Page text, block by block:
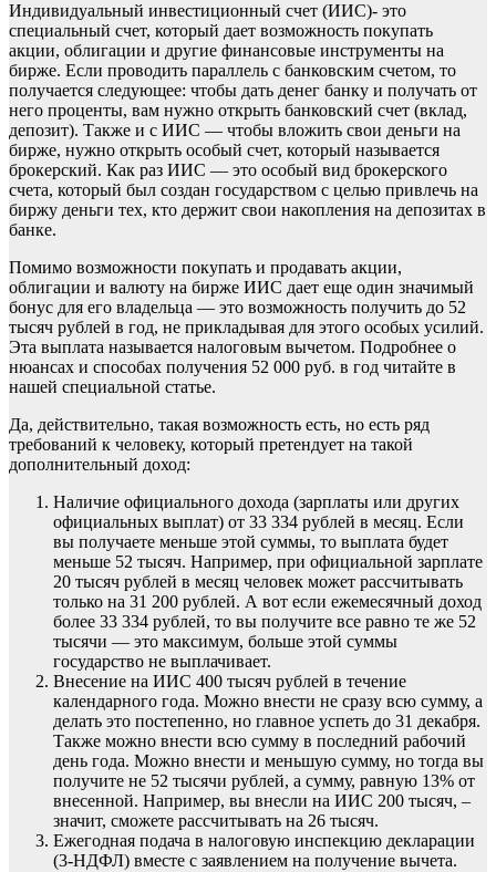
Индивидуальный инвестиционный счет (ИИС)- это
специальный счет, который дает возможность покупать
акции, облигации и другие финансовые инструменты на
бирже. Если проводить параллель с банковским счетом, то
получается следующее: чтобы дать денег банку и получать от
него проценты, вам нужно открыть банковский счет (вклад,
депозит). Также и с ИИС — чтобы вложить свои деньги на
бирже, нужно открыть особый счет, который называется
брокерский. Как раз ИИС — это особый вид брокерского
счета, который был создан государством с целью привлечь на
биржу деньги тех, кто держит свои накопления на депозитах в
банке.
Помимо возможности покупать и продавать акции,
облигации и валюту на бирже ИИС дает еще один значимый
бонус для его владельца — это возможность получить до 52
тысяч рублей в год, не прикладывая для этого особых усилий.
Эта выплата называется налоговым вычетом. Подробнее о
нюансах и способах получения 52 000 руб. в год читайте в
нашей специальной статье.
Да, действительно, такая возможность есть, но есть ряд
требований к человеку, который претендует на такой
дополнительный доход:
Наличие официального дохода (зарплаты или других
официальных выплат) от 33 334 рублей в месяц. Если
вы получаете меньше этой суммы, то выплата будет
меньше 52 тысяч. Например, при официальной зарплате
20 тысяч рублей в месяц человек может рассчитывать
только на 31 200 рублей. А вот если ежемесячный доход
более 33 334 рублей, то вы получите все равно те же 52
тысячи — это максимум, больше этой суммы
государство не выплачивает.
Внесение на ИИС 400 тысяч рублей в течение
календарного года. Можно внести не сразу всю сумму, а
делать это постепенно, но главное успеть до 31 декабря.
Также можно внести всю сумму в последний рабочий
день года. Можно внести и меньшую сумму, но тогда вы
получите не 52 тысячи рублей, а сумму, равную 13% от
внесенной. Например, вы внесли на ИИС 200 тысяч, –
значит, сможете рассчитывать на 26 тысяч.
Ежегодная подача в налоговую инспекцию декларации
(3-НДФЛ) вместе с заявлением на получение вычета.